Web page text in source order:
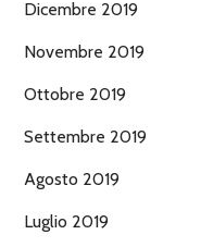
Dicembre 2019
Novembre 2019
Ottobre 2019
Settembre 2019
Agosto 2019
Luglio 2019